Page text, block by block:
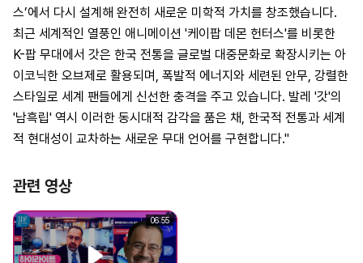
스’에서 다시 설계해 완전히 새로운 미학적 가치를 창조했습니다.
최근 세계적인 열풍인 애니메이션 '케이팝 데몬 헌터스'를 비롯한
K-팝 무대에서 갓은 한국 전통을 글로벌 대중문화로 확장시키는 아
이코닉한 오브제로 활용되며, 폭발적 에너지와 세련된 안무, 강렬한
스타일로 세계 팬들에게 신선한 충격을 주고 있습니다. 발레 '갓'의
'남흑립' 역시 이러한 동시대적 감각을 품은 채, 한국적 전통과 세계
적 현대성이 교차하는 새로운 무대 언어를 구현합니다."
관련 영상
06:55